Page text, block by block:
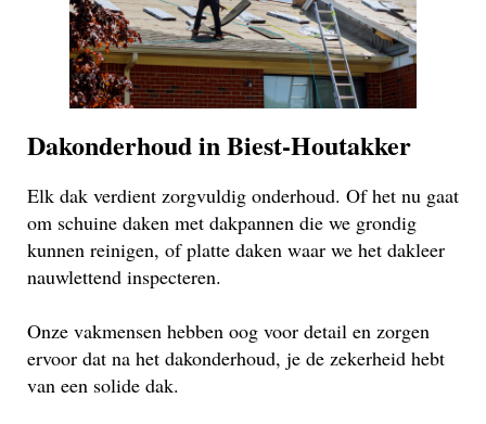
Dakonderhoud in Biest-Houtakker
Elk dak verdient zorgvuldig onderhoud. Of het nu gaat
om schuine daken met dakpannen die we grondig
kunnen reinigen, of platte daken waar we het dakleer
nauwlettend inspecteren.
Onze vakmensen hebben oog voor detail en zorgen
ervoor dat na het dakonderhoud, je de zekerheid hebt
van een solide dak.